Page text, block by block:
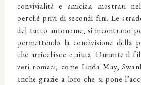
convivialità e amicizia mostrati
perché privi di secondi fini. Le
del tutto autonome, si incontrano
permettendo la condivisione della
che arricchisce e aiuta. Durante il
veri nomadi, come Linda May,
anche grazie a loro che si pone